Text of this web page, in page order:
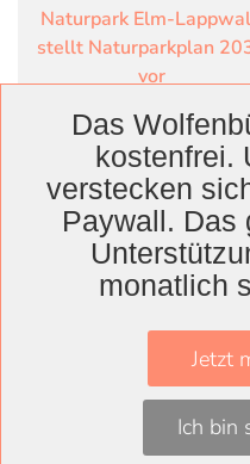
Naturpark Elm-
stellt Naturparkplan
vor
Wolfenbüttel
Herzog August
Braunschweigische
80 Jahre
Das
kostenfrei.
verstecken
Paywall. Das
monatlich
Jetzt
Ich bin